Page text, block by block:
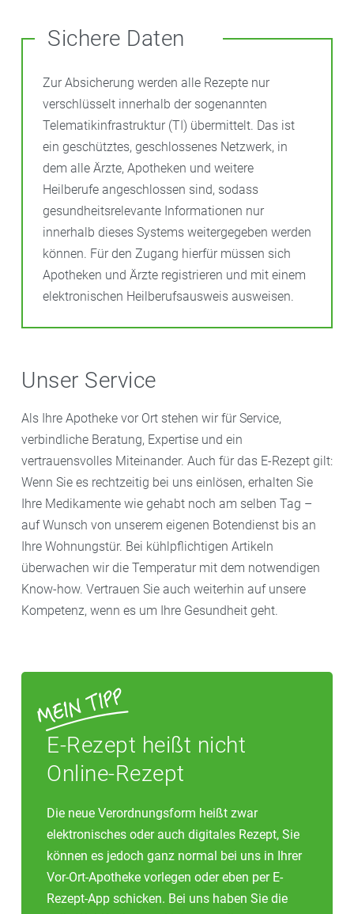
Sichere Daten
Zur Absicherung werden alle Rezepte nur
verschlüsselt innerhalb der sogenannten
Telematikinfrastruktur (TI) übermittelt. Das ist
ein geschütztes, geschlossenes Netzwerk, in
dem alle Ärzte, Apotheken und weitere
Heilberufe angeschlossen sind, sodass
gesundheitsrelevante Informationen nur
innerhalb dieses Systems weitergegeben werden
können. Für den Zugang hierfür müssen sich
Apotheken und Ärzte registrieren und mit einem
elektronischen Heilberufsausweis ausweisen.
Unser Service
Als Ihre Apotheke vor Ort stehen wir für Service,
verbindliche Beratung, Expertise und ein
vertrauensvolles Miteinander. Auch für das E-Rezept gilt:
Wenn Sie es rechtzeitig bei uns einlösen, erhalten Sie
Ihre Medikamente wie gehabt noch am selben Tag –
auf Wunsch von unserem eigenen Botendienst bis an
Ihre Wohnungstür. Bei kühlpflichtigen Artikeln
überwachen wir die Temperatur mit dem notwendigen
Know-how. Vertrauen Sie auch weiterhin auf unsere
Kompetenz, wenn es um Ihre Gesundheit geht.
E-Rezept heißt nicht
Online-Rezept
Die neue Verordnungsform heißt zwar
elektronisches oder auch digitales Rezept, Sie
können es jedoch ganz normal bei uns in Ihrer
Vor-Ort-Apotheke vorlegen oder eben per E-
Rezept-App schicken. Bei uns haben Sie die